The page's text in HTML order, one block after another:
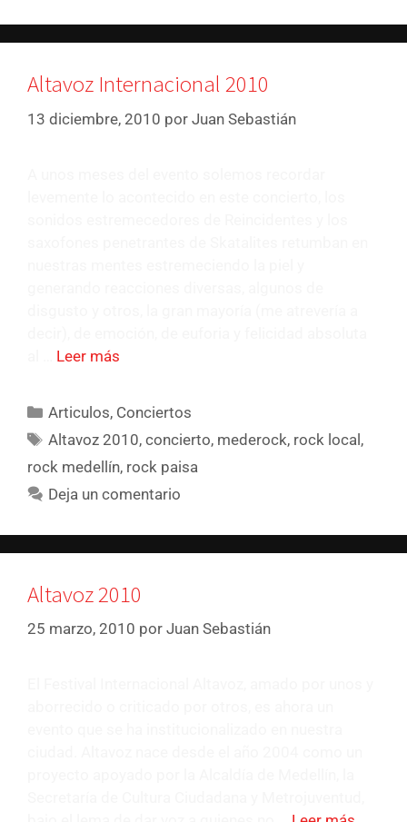
Altavoz Internacional 2010
13 diciembre, 2010 por Juan Sebastián
Leer más
Articulos, Conciertos
Altavoz 2010,concierto, mederock, rock local,
rock medellín, rock paisa
Deja un comentario
Altavoz 2010
25 marzo, 2010 por Juan Sebastián